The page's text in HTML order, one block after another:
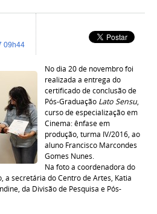
09h44
No dia 20 de novembro foi
realizada a entrega do
certificado de conclusão de
Pós-Graduação Lato Sensu,
curso de especialização em
Cinema: ênfase em
produção, turma IV/2016, ao
aluno Francisco Marcondes
Gomes Nunes.
Na foto a coordenadora do
a secretária do Centro de Artes, Katia
da Divisão de Pesquisa e Pós-